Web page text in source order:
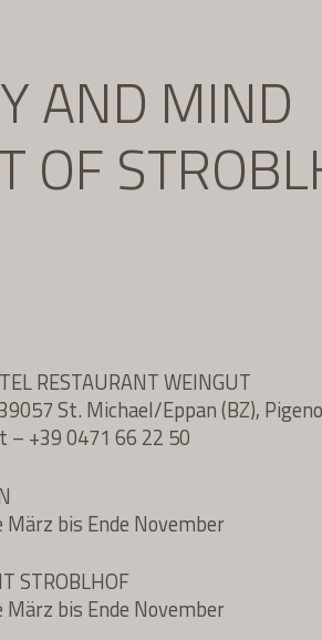
AND MIND
OF
RESTAURANT WEINGUT
St. Michael/Eppan (BZ),
– +39 0471 66 22 50
bis Ende November
STROBLHOF
bis Ende November